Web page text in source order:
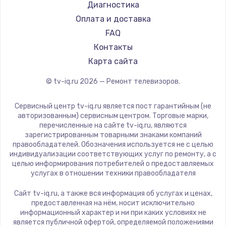
Замена видеокарты
1600 руб.
Заказать
Ремонт разъема питания
880 руб.
Заказать
Замена видеочипа
2745 руб.
Заказать
2600 руб.
Заказать
Hyundai
Doffler
Hiper
Grundig
HITACHI
Yandex
National
iFFALCON
Tuvio
Nord
BenQ
Диагностика
Оплата и доставка
FAQ
Контакты
Карта сайта
© tv-iq.ru 2026 — Ремонт телевизоров.
Сервисный центр tv-iq.ru является пост гарантийным (не
авторизованным) сервисным центром. Торговые марки,
перечисленные на сайте tv-iq.ru, являются
зарегистрированным товарными знаками компаний
правообладателей. Обозначения используется не с целью
индивидуализации соответствующих услуг по ремонту, а с
целью информирования потребителей о предоставляемых
услугах в отношении техники правообладателя
Сайт tv-iq.ru, а также вся информация об услугах и ценах,
предоставленная на нём, носит исключительно
информационный характер и ни при каких условиях не
является публичной офертой, определяемой положениями